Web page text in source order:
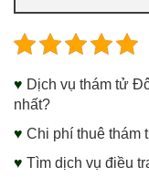
♥ Dịch vụ thám tử
nhất?
♥ Chi phí thuê thám
♥ Tìm dịch vụ điều